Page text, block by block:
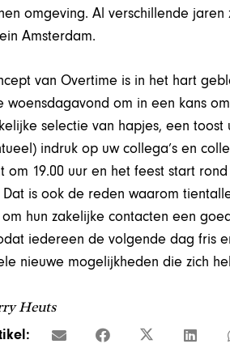
omgeving. Al verschillende
terrein
van Overtime is in het hart
woensdagavond om in een kans
selectie van hapjes, een
indruk op uw collega’s en
om 19.00 uur en het feest start
is ook de reden waarom
hun zakelijke contacten een
iedereen de volgende dag fris
nieuwe mogelijkheden die zich
Heuts